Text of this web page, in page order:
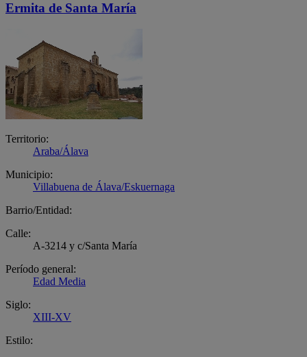
Ermita de Santa María
Territorio:
Araba/Álava
Municipio:
Villabuena de Álava/Eskuernaga
Barrio/Entidad:
Calle:
A-3214 y c/Santa María
Período general:
Edad Media
Siglo:
XIII-XV
Estilo: